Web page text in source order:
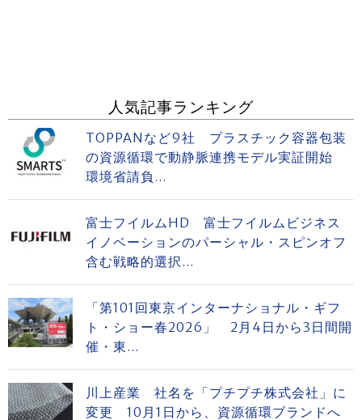
人気記事ランキング
TOPPANなど9社 プラスチック容器包装
の資源循環で動静脈連携モデル実証開始
環境省請負...
富士フイルムHD 富士フイルムビジネス
イノベーションのパーシャル・スピンオフ
含む戦略的選択...
「第101回東京インターナショナル・ギフ
ト・ショー春2026」 2月4日から3日間開
催・東...
川上産業 社名を「プチプチ株式会社」に
変更 10月1日から、資源循環ブランドへ